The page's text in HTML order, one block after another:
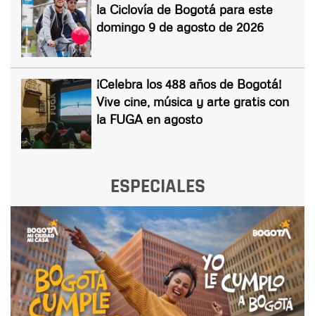
la Ciclovía de Bogotá para este
domingo 9 de agosto de 2026
¡Celebra los 488 años de Bogotá!
Vive cine, música y arte gratis con
la FUGA en agosto
ESPECIALES